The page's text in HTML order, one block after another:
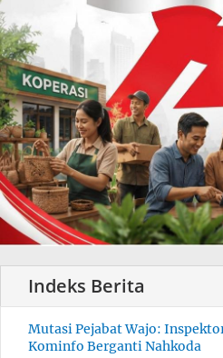
Mutasi Pejabat Wajo:
Kominfo Berganti Nahkoda